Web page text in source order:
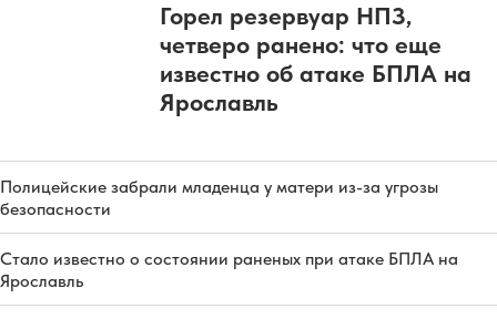
Горел резервуар НПЗ,
четверо ранено: что еще
известно об атаке БПЛА на
Ярославль
Полицейские забрали младенца у матери из-за угрозы
безопасности
Стало известно о состоянии раненых при атаке БПЛА на
Ярославль